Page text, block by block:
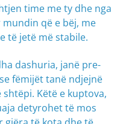
time me ty dhe nga
që e bëj, me
të jetë më stabile.
dashuria, janë pre­
fëmijët tanë ndjejnë
Këtë e kuptova,
detyrohet të mos